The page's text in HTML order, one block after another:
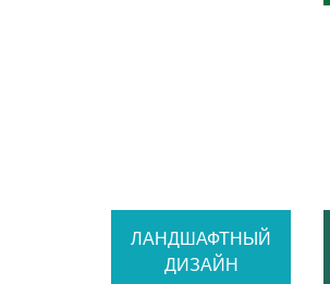
ЛАНДШАФТНЫЙ
ДИЗАЙН